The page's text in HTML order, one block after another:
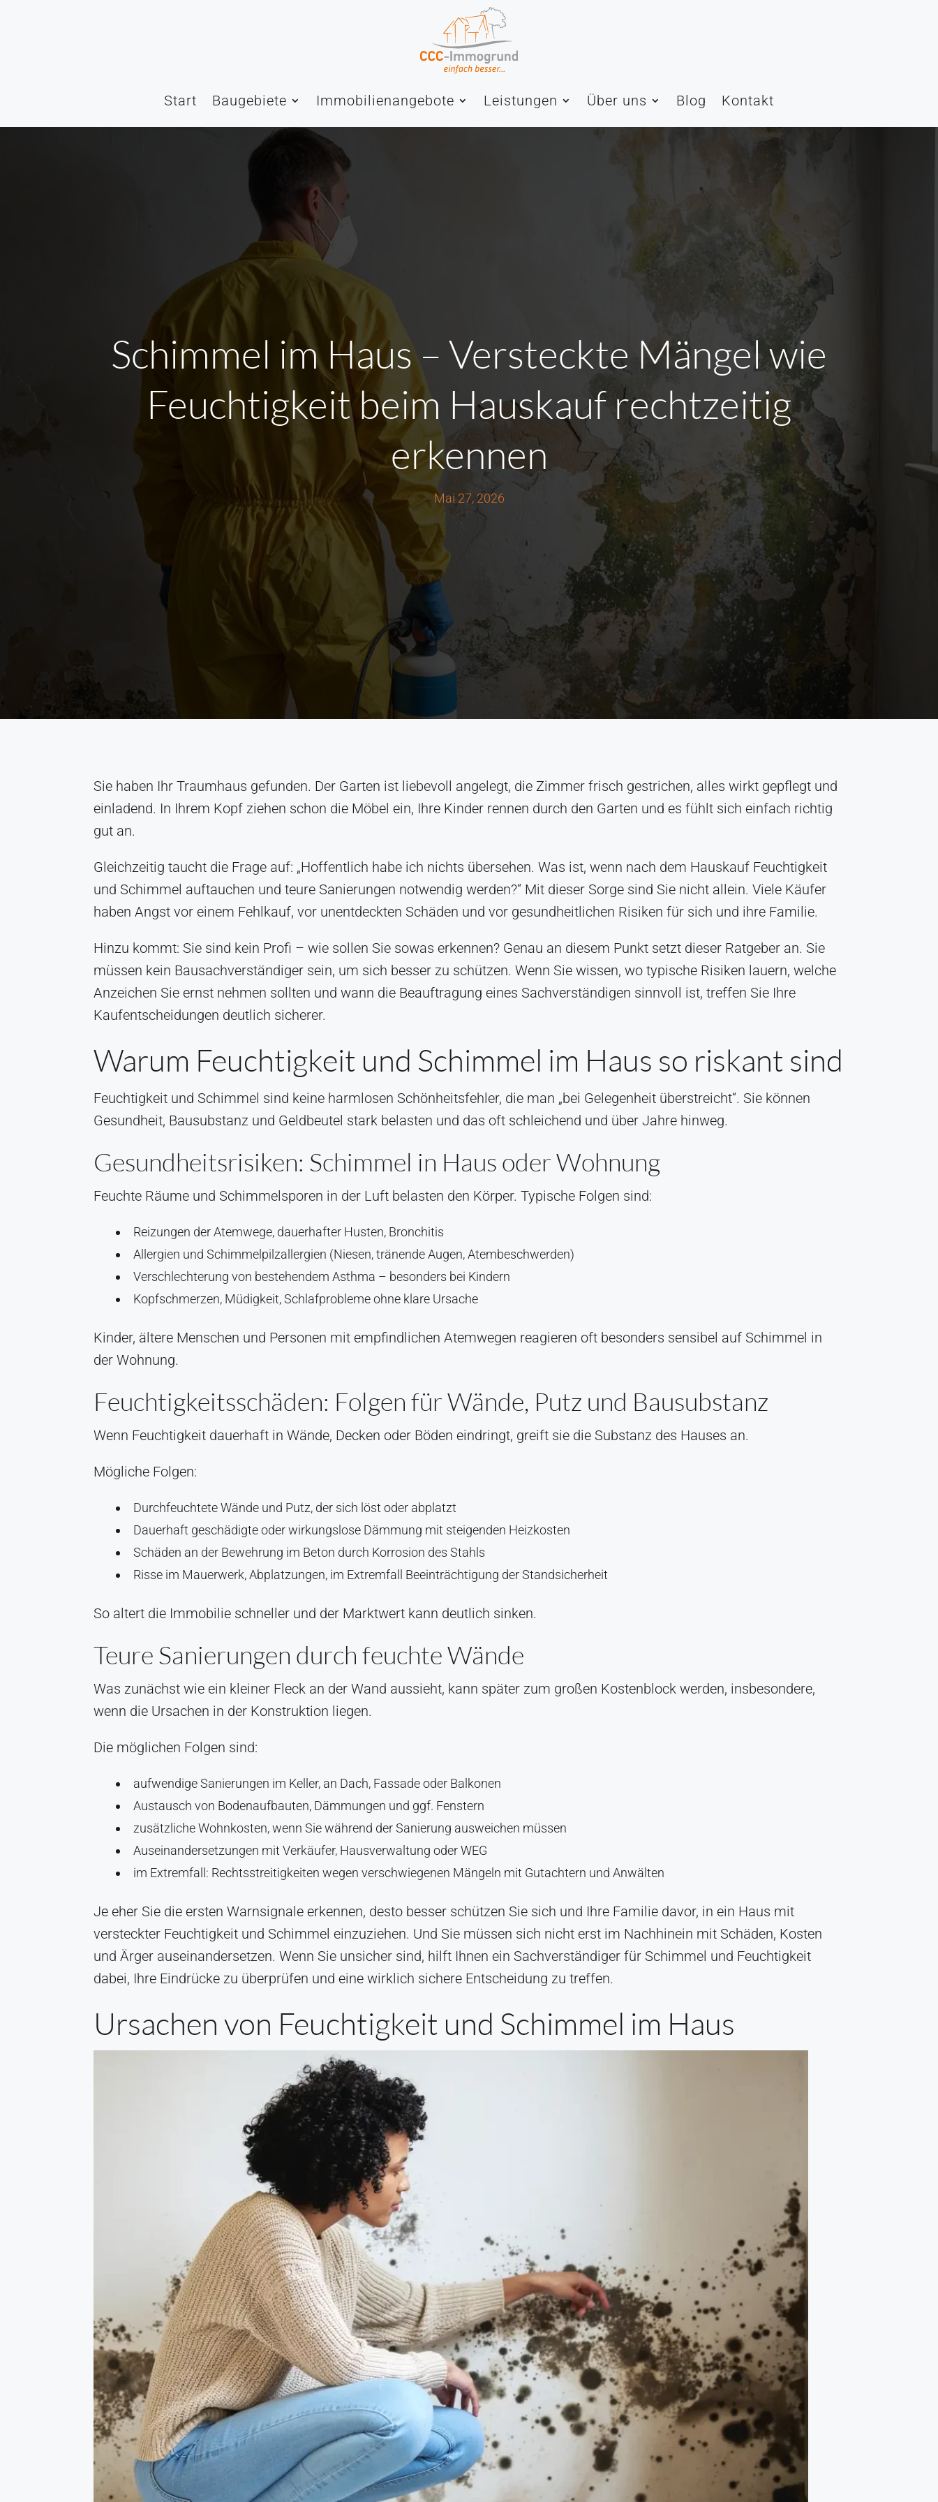
Start Baugebiete Immobilienangebote Leistungen Über uns Blog Kontakt
Schimmel im Haus – Versteckte Mängel wie
Feuchtigkeit beim Hauskauf rechtzeitig
erkennen
Mai 27, 2026
Sie haben Ihr Traumhaus gefunden. Der Garten ist liebevoll angelegt, die Zimmer frisch gestrichen, alles wirkt gepflegt und
einladend. In Ihrem Kopf ziehen schon die Möbel ein, Ihre Kinder rennen durch den Garten und es fühlt sich einfach richtig
gut an.
Gleichzeitig taucht die Frage auf: „Hoffentlich habe ich nichts übersehen. Was ist, wenn nach dem Hauskauf Feuchtigkeit
und Schimmel auftauchen und teure Sanierungen notwendig werden?“ Mit dieser Sorge sind Sie nicht allein. Viele Käufer
haben Angst vor einem Fehlkauf, vor unentdeckten Schäden und vor gesundheitlichen Risiken für sich und ihre Familie.
Hinzu kommt: Sie sind kein Profi – wie sollen Sie sowas erkennen? Genau an diesem Punkt setzt dieser Ratgeber an. Sie
müssen kein Bausachverständiger sein, um sich besser zu schützen. Wenn Sie wissen, wo typische Risiken lauern, welche
Anzeichen Sie ernst nehmen sollten und wann die Beauftragung eines Sachverständigen sinnvoll ist, treffen Sie Ihre
Kaufentscheidungen deutlich sicherer.
Warum Feuchtigkeit und Schimmel im Haus so riskant sind
Feuchtigkeit und Schimmel sind keine harmlosen Schönheitsfehler, die man „bei Gelegenheit überstreicht“. Sie können
Gesundheit, Bausubstanz und Geldbeutel stark belasten und das oft schleichend und über Jahre hinweg.
Gesundheitsrisiken: Schimmel in Haus oder Wohnung
Feuchte Räume und Schimmelsporen in der Luft belasten den Körper. Typische Folgen sind:
Reizungen der Atemwege, dauerhafter Husten, Bronchitis
Allergien und Schimmelpilzallergien (Niesen, tränende Augen, Atembeschwerden)
Verschlechterung von bestehendem Asthma – besonders bei Kindern
Kopfschmerzen, Müdigkeit, Schlafprobleme ohne klare Ursache
Kinder, ältere Menschen und Personen mit empfindlichen Atemwegen reagieren oft besonders sensibel auf Schimmel in
der Wohnung.
Feuchtigkeitsschäden: Folgen für Wände, Putz und Bausubstanz
Wenn Feuchtigkeit dauerhaft in Wände, Decken oder Böden eindringt, greift sie die Substanz des Hauses an.
Mögliche Folgen:
Durchfeuchtete Wände und Putz, der sich löst oder abplatzt
Dauerhaft geschädigte oder wirkungslose Dämmung mit steigenden Heizkosten
Schäden an der Bewehrung im Beton durch Korrosion des Stahls
Risse im Mauerwerk, Abplatzungen, im Extremfall Beeinträchtigung der Standsicherheit
So altert die Immobilie schneller und der Marktwert kann deutlich sinken.
Teure Sanierungen durch feuchte Wände
Was zunächst wie ein kleiner Fleck an der Wand aussieht, kann später zum großen Kostenblock werden, insbesondere,
wenn die Ursachen in der Konstruktion liegen.
Die möglichen Folgen sind:
aufwendige Sanierungen im Keller, an Dach, Fassade oder Balkonen
Austausch von Bodenaufbauten, Dämmungen und ggf. Fenstern
zusätzliche Wohnkosten, wenn Sie während der Sanierung ausweichen müssen
Auseinandersetzungen mit Verkäufer, Hausverwaltung oder WEG
im Extremfall: Rechtsstreitigkeiten wegen verschwiegenen Mängeln mit Gutachtern und Anwälten
Je eher Sie die ersten Warnsignale erkennen, desto besser schützen Sie sich und Ihre Familie davor, in ein Haus mit
versteckter Feuchtigkeit und Schimmel einzuziehen. Und Sie müssen sich nicht erst im Nachhinein mit Schäden, Kosten
und Ärger auseinandersetzen. Wenn Sie unsicher sind, hilft Ihnen ein Sachverständiger für Schimmel und Feuchtigkeit
dabei, Ihre Eindrücke zu überprüfen und eine wirklich sichere Entscheidung zu treffen.
Ursachen von Feuchtigkeit und Schimmel im Haus